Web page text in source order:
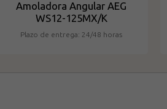
Amoladora Angular AEG
WS12-125MX/K
Plazo de entrega: 24/48 horas